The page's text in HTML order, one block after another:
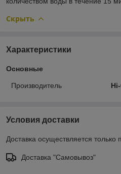
Скрыть
Характеристики
Основные
Производитель
Условия доставки
Доставка осуществляется только
Доставка "Самовывоз"